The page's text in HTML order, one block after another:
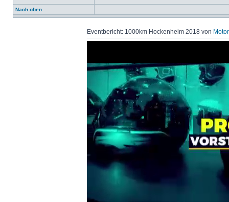
Nach oben
Eventbericht: 1000km Hockenheim 2018 von